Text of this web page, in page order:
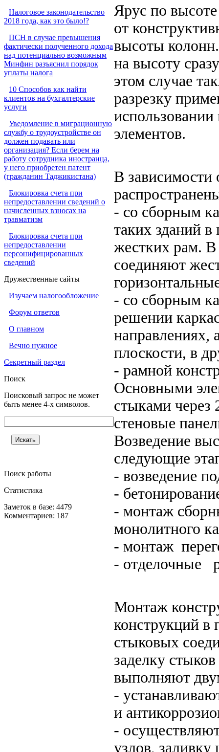
Налоговое законодательство
2018 года, как это было!?
ПСН в случае превышения
фактически полученного дохода
над потенциально возможным
Минфин разъяснил порядок
уплаты налога
10 Способов как найти
клиентов на бухгалтерские
услуги
Уведомление в миграционную
службу о трудоустройстве он
должен подавать или
организация? Если берем на
работу сотрудника иностранца,
у него приобретен патент
(гражданин Таджикистана)
Блокировка счета при
непредоставлении сведений о
начисленных взносах на
травматизм
Блокировка счета при
непредоставлении
персонифицированных
сведений
Дружественные сайты
Изучаем налогообложение
Форум ответов
О главном
Вечно нужное
Секретный раздел
Поиск
Поисковый запрос не может
быть менее 4-х символов.
Поиск работы
Статистика
Заметок в базе: 4479
Комментариев: 187
Ярус по
от
высоты
на высоту
этом случае
разрезку
элементов.
В зависимости
- со сборным
таких зданий
жестких рам.
соединяют
- со сборным
решении
направлениях,
плоскости, в
- рамной
Основными
стыками через
стеновые
Возведение
следующие
- возведение
-
- монтаж
монолитного
- монтаж
- отделочные
Монтаж
конструкций в
стыковых
заделку
выполняют
-
и
-
узлов,